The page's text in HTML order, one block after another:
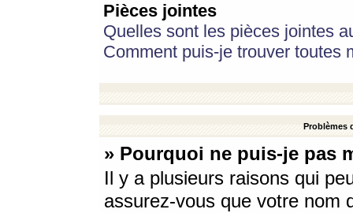
Pièces jointes
Quelles sont les pièces jointes
Comment puis-je trouver toutes
Problèmes
» Pourquoi ne puis-je pas
Il y a plusieurs raisons qui
assurez-vous que votre nom